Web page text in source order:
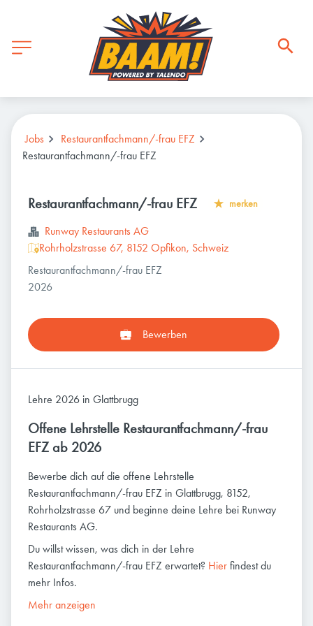
Jobs
Restaurantfachmann/-frau EFZ
Restaurantfachmann/-frau EFZ
Restaurantfachmann/-frau EFZ merken
Runway Restaurants AG
Rohrholzstrasse 67, 8152 Opfikon, Schweiz
Restaurantfachmann/-frau EFZ
2026
Bewerben
Lehre 2026 in Glattbrugg
Offene Lehrstelle Restaurantfachmann/-frau
EFZ ab 2026
Bewerbe dich auf die offene Lehrstelle
Restaurantfachmann/-frau EFZ in Glattbrugg, 8152,
Rohrholzstrasse 67 und beginne deine Lehre bei Runway
Restaurants AG.
Du willst wissen, was dich in der Lehre
Restaurantfachmann/-frau EFZ erwartet? Hier findest du
mehr Infos.
Mehr anzeigen